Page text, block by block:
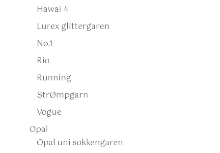
Hawaï 4
Lurex glittergaren
No.1
Rio
Running
StrØmpgarn
Vogue
Opal
Opal uni sokkengaren